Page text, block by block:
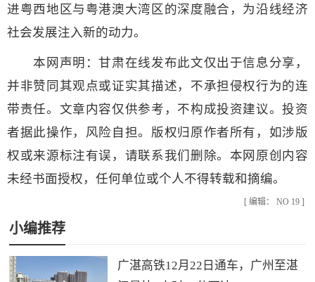
进粤西地区与粤港澳大湾区的深度融合，为沿线经济
社会发展注入新的动力。
本网声明：甘肃在线发布此文仅出于信息分享，
并非赞同其观点或证实其描述，不承担侵权行为的连
带责任。文章内容仅供参考，不构成投资建议。投资
者据此操作，风险自担。版权归原作者所有，如涉版
权或来源标注有误，请联系我们删除。本网原创内容
未经书面授权，任何单位或个人不得转载和摘编。
[ 编辑： NO 19 ]
小编推荐
广湛高铁12月22日通车，广州至湛